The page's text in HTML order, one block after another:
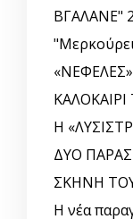
ΒΓΑΛΑΝΕ"
Η
ΔΥΟ
ΣΚΗΝΗ
Η νέα